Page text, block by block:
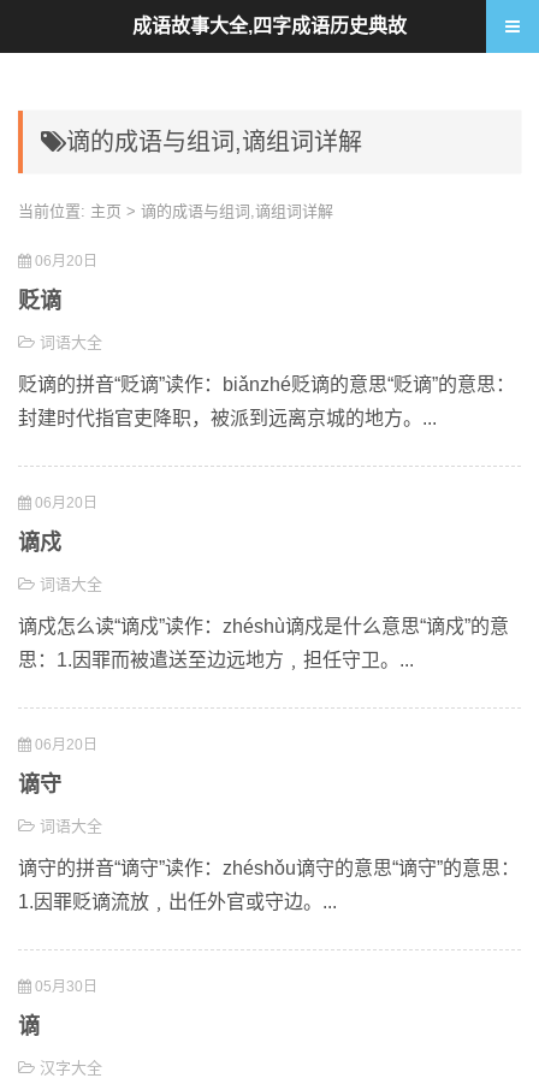
谪的成语与组词,谪组词详解
当前位置: 主页 > 谪的成语与组词,谪组词详解
06月20日
贬谪
词语大全
贬谪的拼音“贬谪”读作：biǎnzhé贬谪的意思“贬谪”的意思：
封建时代指官吏降职，被派到远离京城的地方。...
06月20日
谪戍
词语大全
谪戍怎么读“谪戍”读作：zhéshù谪戍是什么意思“谪戍”的意
思：1.因罪而被遣送至边远地方﹐担任守卫。...
06月20日
谪守
词语大全
谪守的拼音“谪守”读作：zhéshǒu谪守的意思“谪守”的意思：
1.因罪贬谪流放﹐出任外官或守边。...
05月30日
谪
汉字大全
成语故事大全,四字成语历史典故